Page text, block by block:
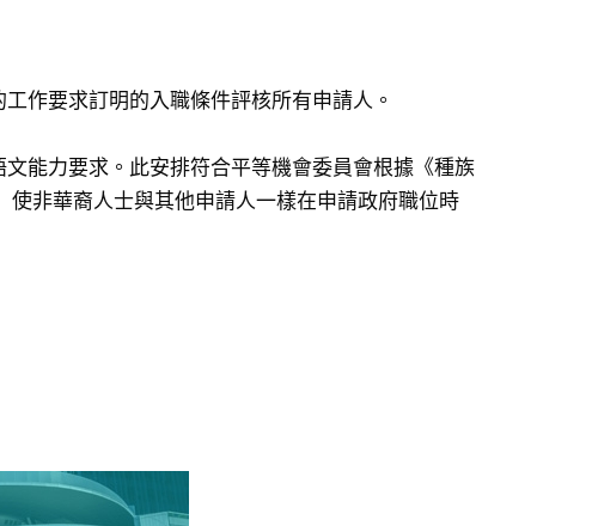
作要求訂明的入職條件評核所有申請人。
能力要求。此安排符合平等機會委員會根據《種族
非華裔人士與其他申請人一樣在申請政府職位時